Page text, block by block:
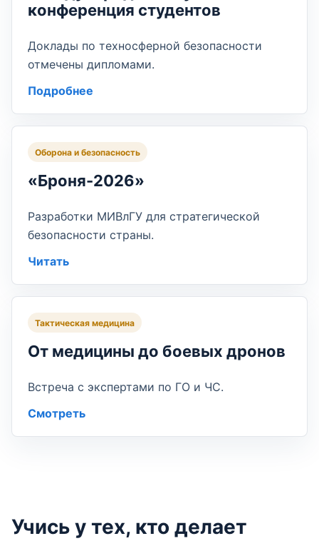
конференция студентов
Доклады по техносферной безопасности
отмечены дипломами.
Подробнее
Оборона и безопасность
«Броня-2026»
Разработки МИВлГУ для стратегической
безопасности страны.
Читать
Тактическая медицина
От медицины до боевых дронов
Встреча с экспертами по ГО и ЧС.
Смотреть
Учись у тех, кто делает